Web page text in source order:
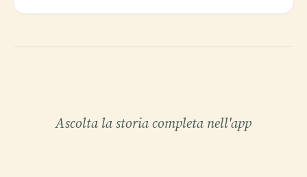
Ascolta la storia completa nell'app